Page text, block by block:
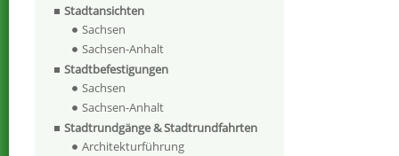
Stadtansichten
Sachsen
Sachsen-Anhalt
Stadtbefestigungen
Sachsen
Sachsen-Anhalt
Stadtrundgänge & Stadtrundfahrten
Architekturführung